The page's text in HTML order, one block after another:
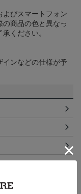
びスマートフォン
商品の色と異なっ
ください。
ンなどの仕様が予